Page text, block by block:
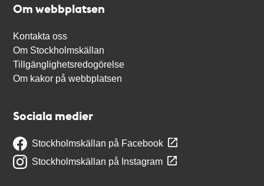
Om webbplatsen
Kontakta oss
Om Stockholmskällan
Tillgänglighetsredogörelse
Om kakor på webbplatsen
Sociala medier
Stockholmskällan på Facebook
Stockholmskällan på Instagram